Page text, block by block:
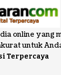
online yang
untuk
Terpercaya